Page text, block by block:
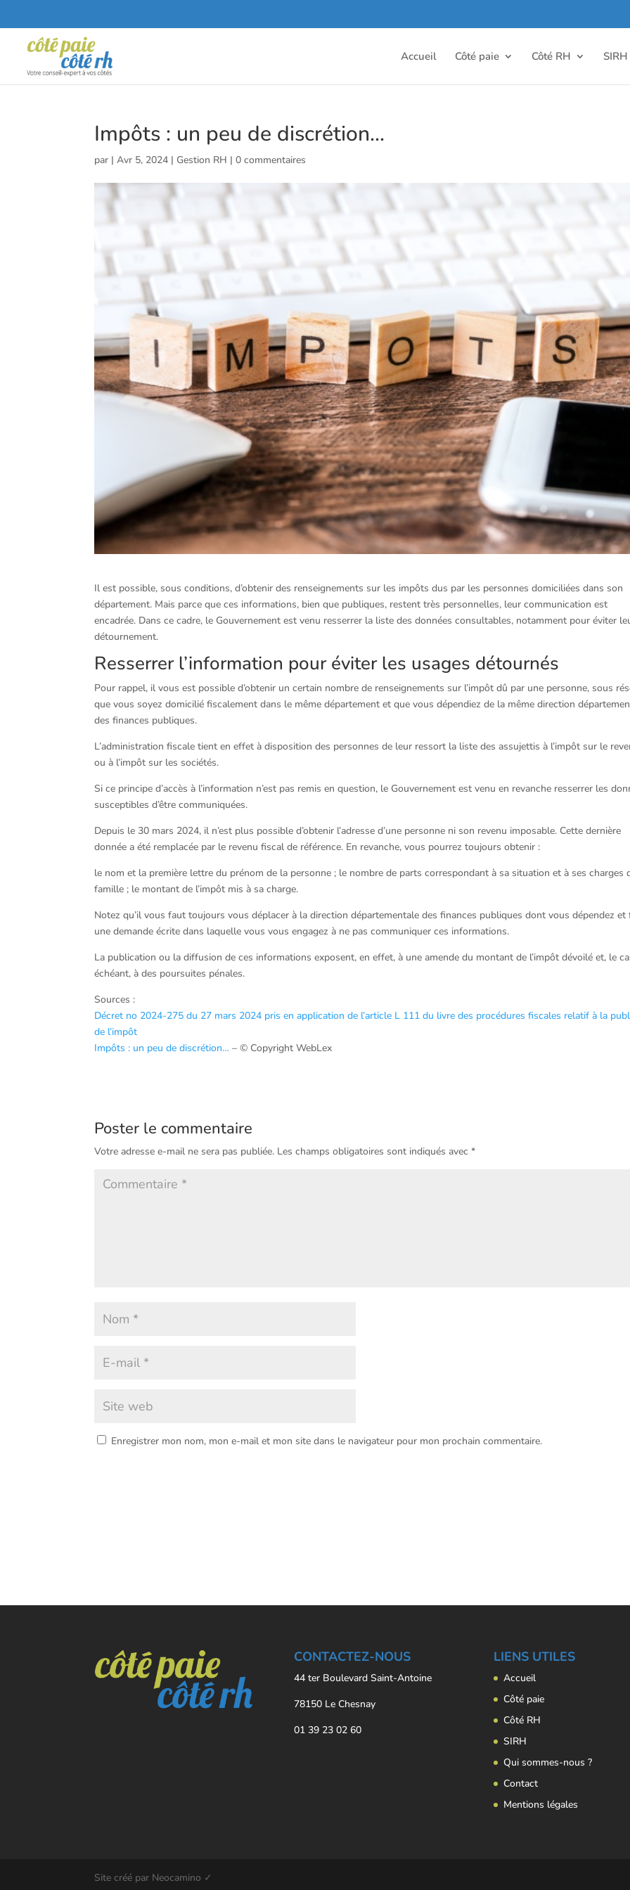
Accueil Côté paie Côté RH SIRH
Impôts : un peu de discrétion…
par |Avr 5, 2024 | Gestion RH |0 commentaires
Il est possible, sous conditions, d’obtenir des renseignements sur les impôts dus par les personnes domiciliées dans son
département. Mais parce que ces informations, bien que publiques, restent très personnelles, leur communication est
encadrée. Dans ce cadre, le Gouvernement est venu resserrer la liste des données consultables, notamment pour éviter
détournement.
Resserrer l’information pour éviter les usages détournés
Pour rappel, il vous est possible d’obtenir un certain nombre de renseignements sur l’impôt dû par une personne, sous
que vous soyez domicilié fiscalement dans le même département et que vous dépendiez de la même direction
des finances publiques.
L’administration fiscale tient en effet à disposition des personnes de leur ressort la liste des assujettis à l’impôt sur le
ou à l’impôt sur les sociétés.
Si ce principe d’accès à l’information n’est pas remis en question, le Gouvernement est venu en revanche resserrer les
susceptibles d’être communiquées.
Depuis le 30 mars 2024, il n’est plus possible d’obtenir l’adresse d’une personne ni son revenu imposable. Cette dernière
donnée a été remplacée par le revenu fiscal de référence. En revanche, vous pourrez toujours obtenir :
le nom et la première lettre du prénom de la personne ; le nombre de parts correspondant à sa situation et à ses charges
famille ; le montant de l’impôt mis à sa charge.
Notez qu’il vous faut toujours vous déplacer à la direction départementale des finances publiques dont vous dépendez et
une demande écrite dans laquelle vous vous engagez à ne pas communiquer ces informations.
La publication ou la diffusion de ces informations exposent, en effet, à une amende du montant de l’impôt dévoilé et, le
échéant, à des poursuites pénales.
Sources :
Décret no 2024-275 du 27 mars 2024 pris en application de l’article L 111 du livre des procédures fiscales relatif à la
de l’impôt
Impôts : un peu de discrétion… – © Copyright WebLex
Poster le commentaire
Votre adresse e-mail ne sera pas publiée. Les champs obligatoires sont indiqués avec*
Enregistrer mon nom, mon e-mail et mon site dans le navigateur pour mon prochain commentaire.
CONTACTEZ-NOUS
44 ter Boulevard Saint-Antoine
78150 Le Chesnay
01 39 23 02 60
LIENS UTILES
Accueil
Côté paie
Côté RH
SIRH
Qui sommes-nous ?
Contact
Mentions légales
Site créé par Neocamino ✓